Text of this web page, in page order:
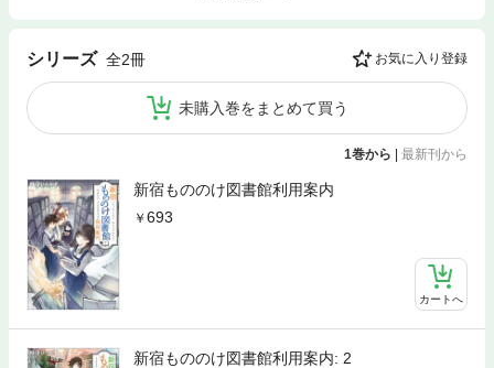
シリーズ 全2冊 お気に入り登録
未購入巻をまとめて買う
1巻から | 最新刊から
新宿もののけ図書館利用案内
693
カートへ
新宿もののけ図書館利用案内: 2